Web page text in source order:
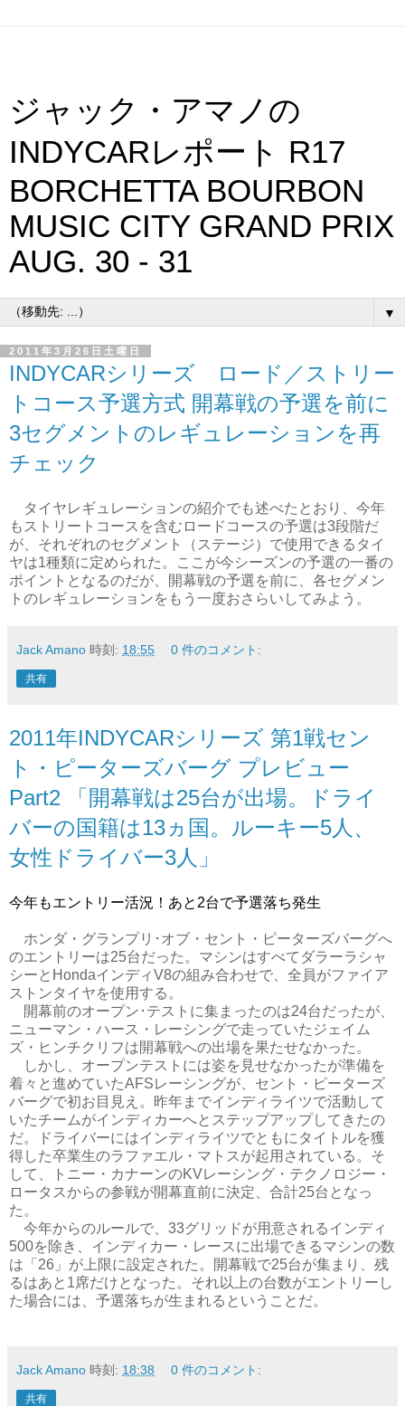
ジャック・アマノの
INDYCARレポート R17
BORCHETTA BOURBON
MUSIC CITY GRAND PRIX
AUG. 30 - 31
▼
2011年3月26日土曜日
INDYCARシリーズ ロード／ストリー
トコース予選方式 開幕戦の予選を前に
3セグメントのレギュレーションを再
チェック
タイヤレギュレーションの紹介でも述べたとおり、今年
もストリートコースを含むロードコースの予選は3段階だ
が、それぞれのセグメント（ステージ）で使用できるタイ
ヤは1種類に定められた。ここが今シーズンの予選の一番の
ポイントとなるのだが、開幕戦の予選を前に、各セグメン
トのレギュレーションをもう一度おさらいしてみよう。
Jack Amano 時刻: 18:55 0 件のコメント:
共有
2011年INDYCARシリーズ 第1戦セン
ト・ピーターズバーグ プレビュー
Part2 「開幕戦は25台が出場。ドライ
バーの国籍は13ヵ国。ルーキー5人、
女性ドライバー3人」
今年もエントリー活況！あと2台で予選落ち発生
ホンダ・グランプリ･オブ・セント・ピーターズバーグへ
のエントリーは25台だった。マシンはすべてダラーラシャ
シーとHondaインディV8の組み合わせで、全員がファイア
ストンタイヤを使用する。
開幕前のオープン･テストに集まったのは24台だったが、
ニューマン・ハース・レーシングで走っていたジェイム
ズ・ヒンチクリフは開幕戦への出場を果たせなかった。
しかし、オープンテストには姿を見せなかったが準備を
着々と進めていたAFSレーシングが、セント・ピーターズ
バーグで初お目見え。昨年までインディライツで活動して
いたチームがインディカーへとステップアップしてきたの
だ。ドライバーにはインディライツでともにタイトルを獲
得した卒業生のラファエル・マトスが起用されている。そ
して、トニー・カナーンのKVレーシング・テクノロジー・
ロータスからの参戦が開幕直前に決定、合計25台となっ
た。
今年からのルールで、33グリッドが用意されるインディ
500を除き、インディカー・レースに出場できるマシンの数
は「26」が上限に設定された。開幕戦で25台が集まり、残
るはあと1席だけとなった。それ以上の台数がエントリーし
た場合には、予選落ちが生まれるということだ。
Jack Amano 時刻: 18:38 0 件のコメント:
共有